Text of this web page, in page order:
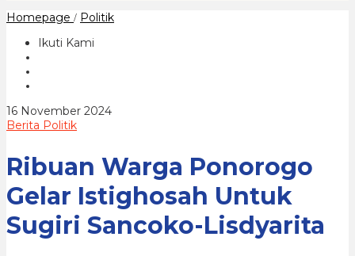
Homepage / PolitikRibuan
Ikuti Kami
16 November 2024oleh
Berita Politik
Ribuan Warga Ponorogo
Gelar Istighosah Untuk
Sugiri Sancoko-Lisdyarita